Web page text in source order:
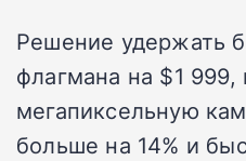
Решение удержать
флагмана на $1
мегапиксельную
больше на 14% и